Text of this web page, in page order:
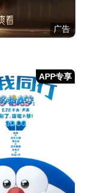
广告
APP专享